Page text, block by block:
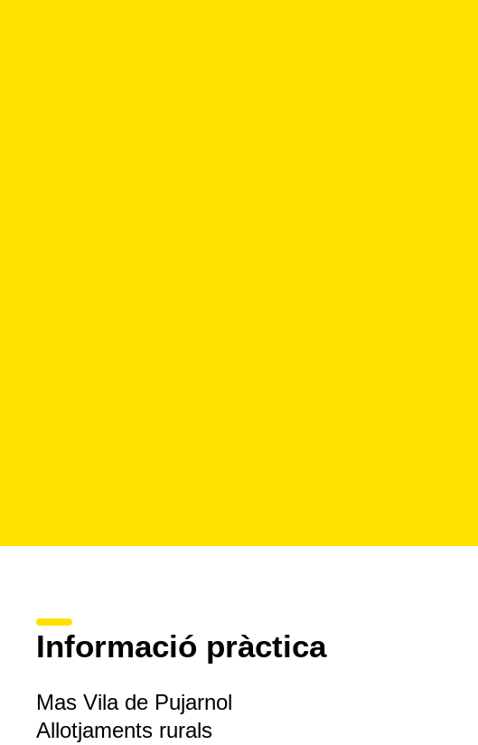
Informació pràctica
Mas Vila de Pujarnol
Allotjaments rurals